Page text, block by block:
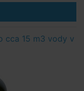
cca 15 m3 vody v